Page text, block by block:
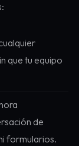
que tu equipo
de
formularios.